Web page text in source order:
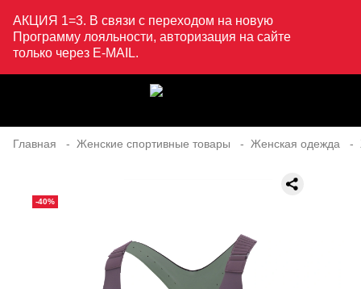
АКЦИЯ 1=3. В связи с переходом на новую
Программу лояльности, авторизация на сайте
только через E-MAIL.
Главная Женские спортивные товары Женская одежда
-40%